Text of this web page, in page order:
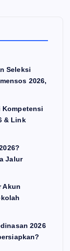
Seleksi
2026,
Kompetensi
& Link
Jalur
Akun
2026